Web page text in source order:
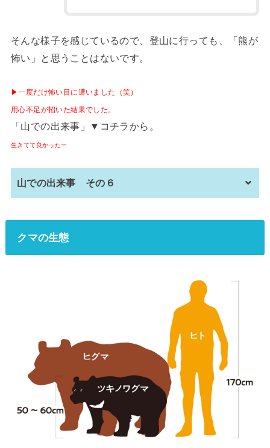
そんな様子を感じているので、登山に行っても、「熊が
怖い」と思うことはないです。
▶︎一度だけ怖い目に遭いました（笑）
用心不足が招いた結果でした。
「山での出来事」▼コチラから。
生きてて良かったー
山での出来事 その６
クマの生態